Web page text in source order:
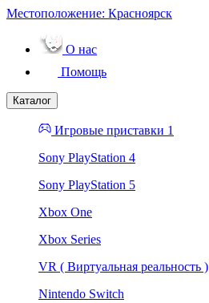
Местоположение: Красноярск
О нас
Помощь
Каталог
Игровые приставки 1
Sony PlayStation 4
Sony PlayStation 5
Xbox One
Xbox Series
VR ( Виртуальная реальность )
Nintendo Switch